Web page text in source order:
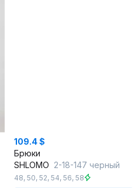
109.4 $
Брюки
SHLOMO 2-18-147 черный
48, 50, 52, 54, 56, 58